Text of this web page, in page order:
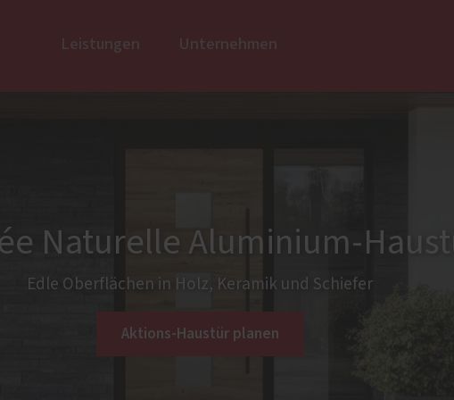
Leistungen
Holz
Altbau und Denkmal
Rundumschutz
Unternehmen
Naturelle Aluminium-
Edle Oberflächen in Holz, Keramik und Schiefer
Aktions-Haustür planen